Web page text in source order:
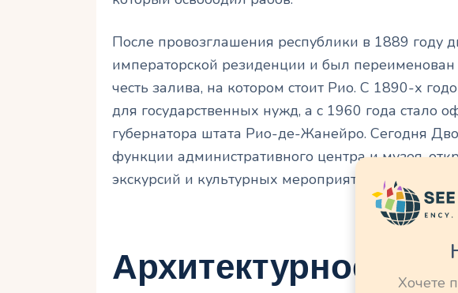
После провозглашения республики в 1889 году
императорской резиденции и был
честь залива, на котором стоит Рио. С 1890-х
для государственных нужд, а с 1960 года стало
губернатора штата Рио-де-Жанейро. Сегодня
функции административного центра и музея,
экскурсий и культурных мероприятий.
Архитектурное
Хочете